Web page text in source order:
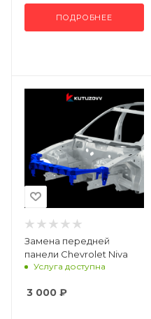
ПОДРОБНЕЕ
Замена передней
панели Chevrolet Niva
Услуга доступна
3 000 ₽